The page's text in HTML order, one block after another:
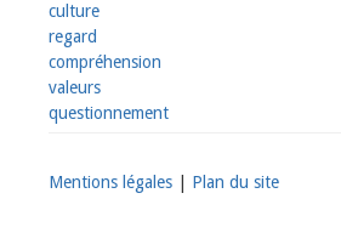
culture
regard
compréhension
valeurs
questionnement
Mentions légales Plan du site